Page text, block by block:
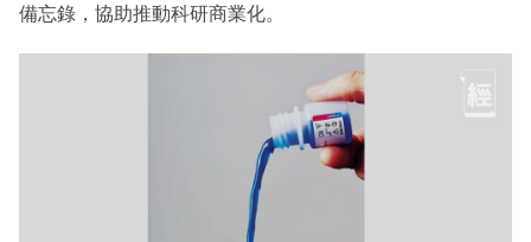
備忘錄，協助推動科研商業化。